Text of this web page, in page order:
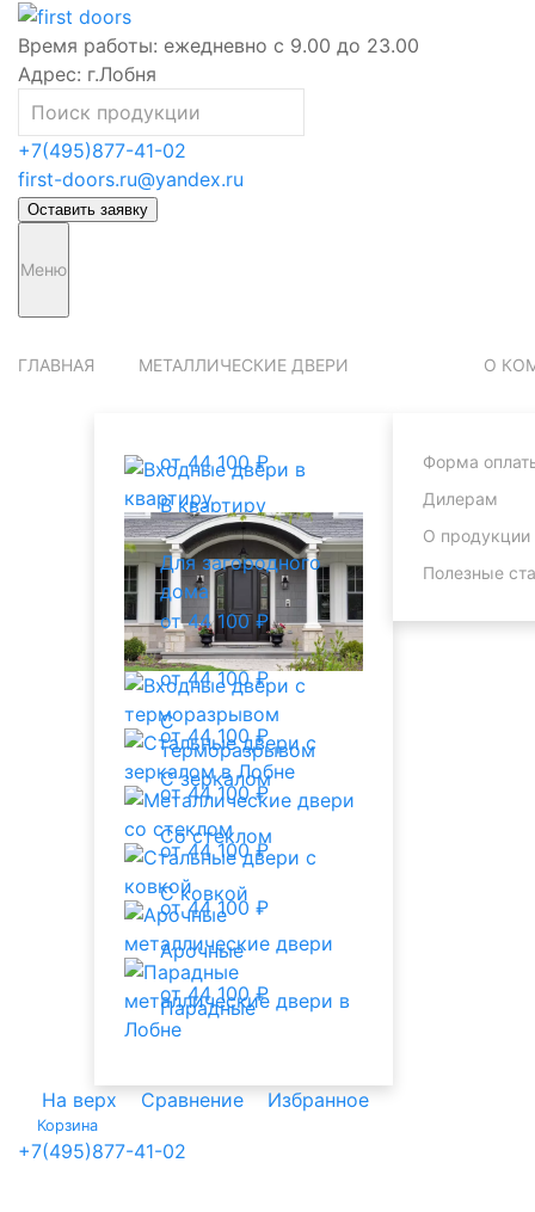
Время работы: ежедневно с 9.00 до 23.00
Адрес: г.Лобня
+7(495)877-41-02
first-doors.ru@yandex.ru
Оставить заявку
Меню
ГЛАВНАЯ МЕТАЛЛИЧЕСКИЕ ДВЕРИ
В квартиру
от 44 100 ₽
Для загородного
дома
от 44 100 ₽
С
терморазрывом
от 44 100 ₽
С зеркалом
от 44 100 ₽
Со стеклом
от 44 100 ₽
С ковкой
от 44 100 ₽
Арочные
от 44 100 ₽
Парадные
от 44 100 ₽
О
Форма
Дилерам
О продукции
Полезные
На верх Сравнение Избранное
Корзина
+7(495)877-41-02